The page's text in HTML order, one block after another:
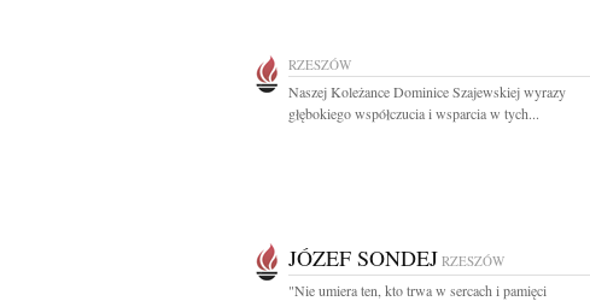
RZESZÓW
Naszej Koleżance Dominice Szajewskiej wyrazy
głębokiego współczucia i wsparcia w tych...
JÓZEF SONDEJ RZESZÓW
"Nie umiera ten, kto trwa w sercach i pamięci